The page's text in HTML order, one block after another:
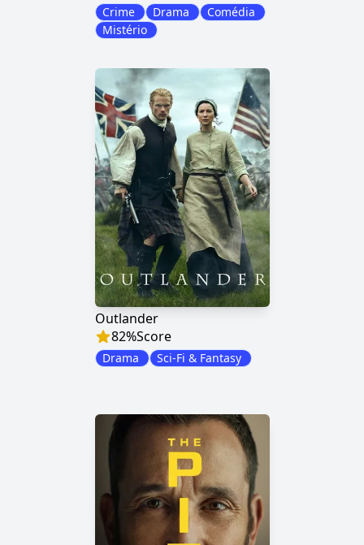
Crime Drama
Comédia
Mistério
Outlander
82%Score
Drama Sci-Fi & Fantasy